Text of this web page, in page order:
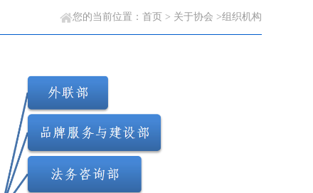
您的当前位置： 首页 > 关于协会 >组织机构